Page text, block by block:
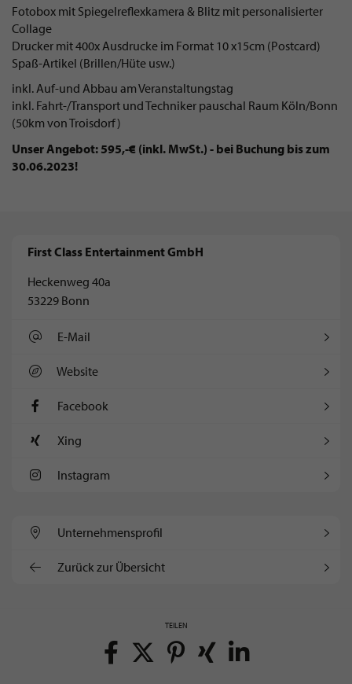
Fotobox mit Spiegelreflexkamera & Blitz mit personalisierter
Collage
Drucker mit 400x Ausdrucke im Format 10 x15cm (Postcard)
Spaß-Artikel (Brillen/Hüte usw.)
inkl. Auf-und Abbau am Veranstaltungstag
inkl. Fahrt-/Transport und Techniker pauschal Raum Köln/Bonn
(50km von Troisdorf)
Unser Angebot: 595,-€ (inkl. MwSt.) - bei Buchung bis zum
30.06.2023!
First Class Entertainment GmbH
Heckenweg 40a
53229 Bonn
E-Mail
Website
Facebook
Xing
Instagram
Unternehmens­profil
Zurück zur Übersicht
TEILEN